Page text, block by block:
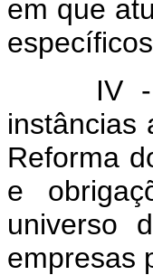
em que
IV -
instâncias
Reforma
e
universo
empresas